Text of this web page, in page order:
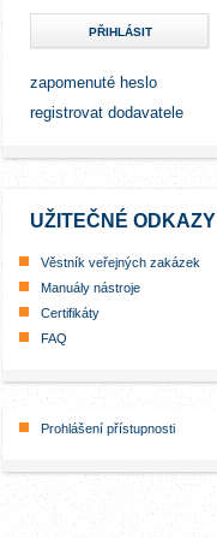
PŘIHLÁSIT
zapomenuté heslo
registrovat dodavatele
UŽITEČNÉ ODKAZY
Věstník veřejných zakázek
Manuály nástroje
Certifikáty
FAQ
Prohlášení přístupnosti